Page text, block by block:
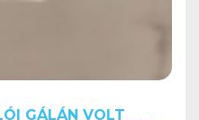
GÁLÁN VOLT